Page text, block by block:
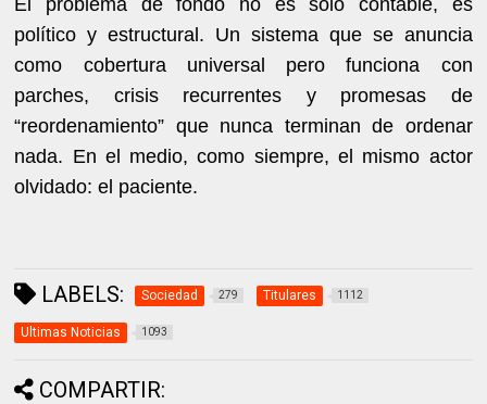
político y estructural. Un sistema que se anuncia
como cobertura universal pero funciona con
parches, crisis recurrentes y promesas de
“reordenamiento” que nunca terminan de ordenar
nada. En el medio, como siempre, el mismo actor
olvidado: el paciente.
LABELS: Sociedad 279 Titulares 1112
Ultimas Noticias 1093
COMPARTIR: